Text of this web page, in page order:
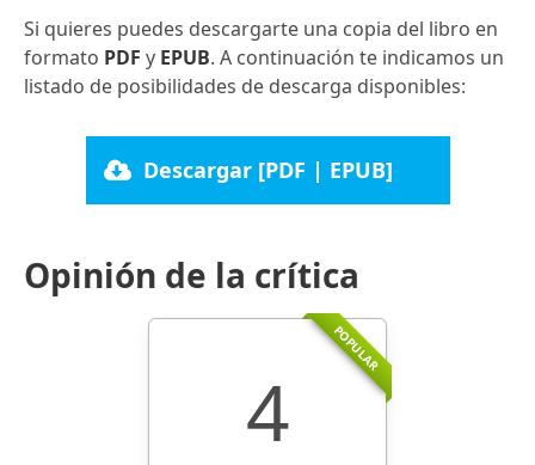
Si quieres puedes descargarte una copia del libro en
formato PDF y EPUB. A continuación te indicamos un
listado de posibilidades de descarga disponibles:
Descargar [PDF | EPUB]
Opinión de la crítica
POPULAR
4